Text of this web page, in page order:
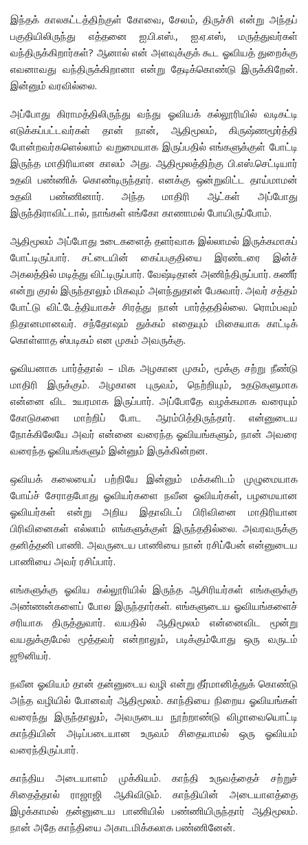
இந்தக் காலகட்டத்திற்குள் கோவை, சேலம், திருச்சி என்று அந்தப்
பகுதியிலிருந்து எத்தனை ஐ.பி.எஸ்., ஐ.ஏ.எஸ், மருத்துவர்கள்
வந்திருக்கிறார்கள்? ஆனால் என் அளவுக்குக் கூட ஓவியத் துறைக்கு
எவனாவது வந்திருக்கிறானா என்று தேடிக்கொண்டு இருக்கிறேன்.
இன்னும் வரவில்லை.
அப்போது கிராமத்திலிருந்து வந்து ஓவியக் கல்லூரியில் வடிகட்டி
எடுக்கப்பட்டவர்கள் தான் நான், ஆதிமூலம், கிருஷ்ணமூர்த்தி
போன்றவர்களெல்லாம் வறுமையாக இருப்பதில் எங்களுக்குள் போட்டி
இருந்த மாதிரியான காலம் அது. ஆதிமூலத்திற்கு பி.எஸ்.செட்டியார்
உதவி பண்ணிக் கொண்டிருந்தார். எனக்கு ஒன்றுவிட்ட தாய்மாமன்
உதவி பண்ணினார். அந்த மாதிரி ஆட்கள் அப்போது
இருந்திராவிட்டால், நாங்கள் எங்கோ காணாமல் போயிருப்போம்.
ஆதிமூலம் அப்போது உடைகளைத் தளர்வாக இல்லாமல் இருக்கமாகப்
போட்டிருப்பார். சட்டையின் கைப்பகுதியை இரண்டரை இன்ச்
அகலத்தில் மடித்து விட்டிருப்பார். வேஷ்டிதான் அணிந்திருப்பார். கணீர்
என்று குரல் இருந்தாலும் மிகவும் அளந்துதான் பேசுவார். அவர் சத்தம்
போட்டு விட்டேத்தியாகச் சிரத்து நான் பார்த்ததில்லை. ரொம்பவும்
நிதானமானவர். சந்தோஷம் துக்கம் எதையும் மிகையாக காட்டிக்
கொள்ளாத ஸ்படிகம் என முகம் அவருக்கு.
ஓவியனாக பார்த்தால் – மிக அழகான முகம், மூக்கு சற்று நீண்டு
மாதிரி இருக்கும். அழகான புருவம், நெற்றியும், உதடுகளுமாக
என்னை விட உயரமாக இருப்பார். அப்போதே வழக்கமாக வரையும்
கோடுகளை மாற்றிப் போட ஆரம்பித்திருந்தார். என்னுடைய
நோக்கிலேயே அவர் என்னை வரைந்த ஓவியங்களும், நான் அவரை
வரைந்த ஓவியங்களும் இன்னும் இருக்கின்றன.
ஒவியக் கலையைப் பற்றியே இன்னும் மக்களிடம் முழுமையாக
போய்ச் சேராதபோது ஓவியர்களை நவீன ஓவியர்கள், பழமையான
ஓவியர்கள் என்று அறிய இதாவிடப் பிரிவினை மாதிரியான
பிரிவினைகள் எல்லாம் எங்களுக்குள் இருந்ததில்லை. அவரவருக்கு
தனித்தனி பாணி. அவருடைய பாணியை நான் ரசிப்பேன் என்னுடைய
பாணியை அவர் ரசிப்பார்.
எங்களுக்கு ஓவிய கல்லூரியில் இருந்த ஆசிரியர்கள் எங்களுக்கு
அண்ணன்களைப் போல இருந்தார்கள். எங்களுடைய ஓவியங்களைச்
சரியாக திருத்துவார். வயதில் ஆதிமூலம் என்னைவிட மூன்று
வயதுக்குமேல் மூத்தவர் என்றாலும், படிக்கும்போது ஒரு வருடம்
ஜூனியர்.
நவீன ஓவியம் தான் தன்னுடைய வழி என்று தீர்மானித்துக் கொண்டு
அந்த வழியில் போனவர் ஆதிமூலம். காந்தியை நிறைய ஓவியங்கள்
வரைந்து இருந்தாலும், அவருடைய நூற்றாண்டு விழாவையொட்டி
காந்தியின் அடிப்படையான உருவம் சிதையாமல் ஒரு ஓவியம்
வரைந்திருப்பார்.
காந்திய அடையாளம் முக்கியம். காந்தி உருவத்தைச் சற்றுச்
சிதைத்தால் ராஜாஜி ஆகிவிடும். காந்தியின் அடையாளத்தை
இழக்காமல் தன்னுடைய பாணியில் பண்ணியிருந்தார் ஆதிமூலம்.
நான் அதே காந்தியை அகாடமிக்கலாக பண்ணினேன்.